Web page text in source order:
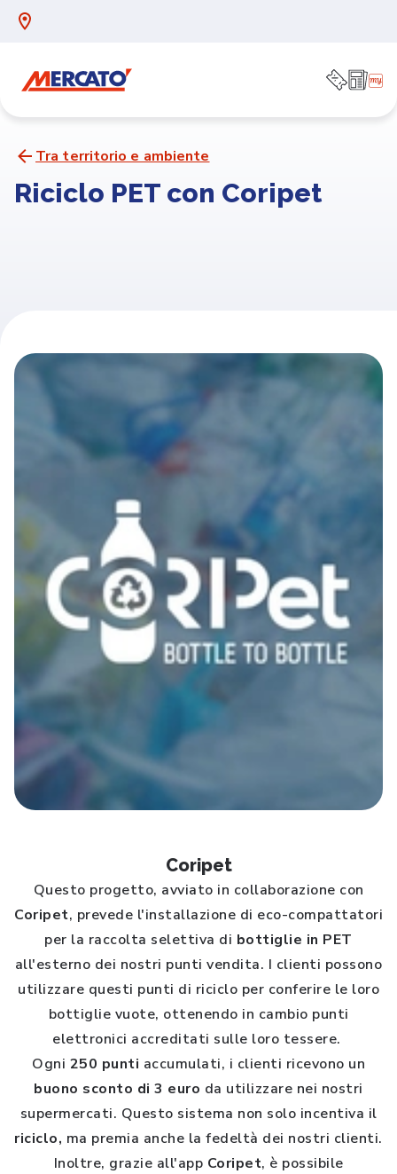
Tra territorio e ambiente
Riciclo PET con Coripet
Coripet
Questo progetto, avviato in collaborazione con
Coripet, prevede l'installazione di eco-compattatori
per la raccolta selettiva di bottiglie in PET
all'esterno dei nostri punti vendita. I clienti possono
utilizzare questi punti di riciclo per conferire le loro
bottiglie vuote, ottenendo in cambio punti
elettronici accreditati sulle loro tessere.
Ogni 250 punti accumulati, i clienti ricevono un
buono sconto di 3 euro da utilizzare nei nostri
supermercati. Questo sistema non solo incentiva il
riciclo, ma premia anche la fedeltà dei nostri clienti.
Inoltre, grazie all'app Coripet, è possibile